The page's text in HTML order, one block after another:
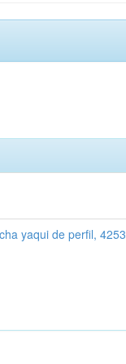
yaqui de perfil, 4253